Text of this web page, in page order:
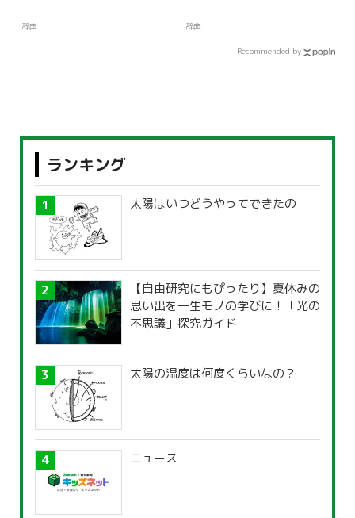
辞典 辞典
Recommended by
ランキング
太陽はいつどうやってできたの
【自由研究にもぴったり】夏休みの
思い出を一生モノの学びに！「光の
不思議」探究ガイド
太陽の温度は何度くらいなの？
ニュース